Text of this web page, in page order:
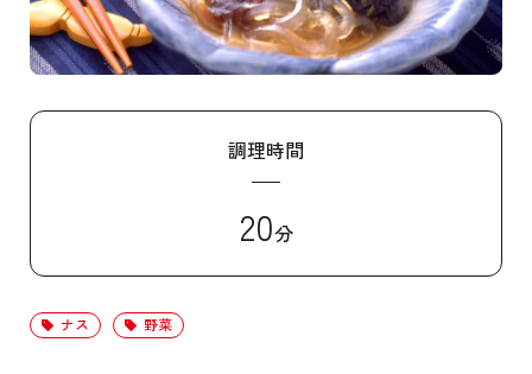
調理時間
20分
ナス 野菜